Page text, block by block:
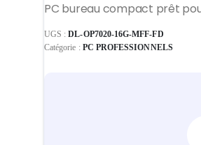
PC bureau compact prêt
UGS :DL-OP7020-16G-MFF-FD
Catégorie : PC PROFESSIONNELS